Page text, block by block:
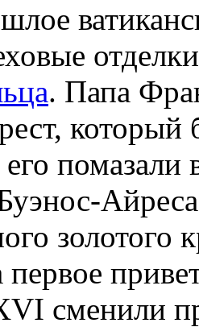
. Папа
который
первое
сменили